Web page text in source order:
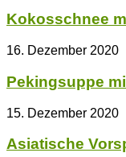
Kokosschnee
16. Dezember 2020
Pekingsuppe
15. Dezember 2020
Asiatische